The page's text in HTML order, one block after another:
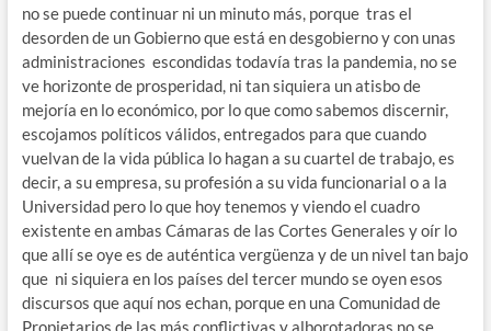
no se puede continuar ni un minuto más, porque tras el
desorden de un Gobierno que está en desgobierno y con unas
administraciones escondidas todavía tras la pandemia, no se
ve horizonte de prosperidad, ni tan siquiera un atisbo de
mejoría en lo económico, por lo que como sabemos discernir,
escojamos políticos válidos, entregados para que cuando
vuelvan de la vida pública lo hagan a su cuartel de trabajo, es
decir, a su empresa, su profesión a su vida funcionarial o a la
Universidad pero lo que hoy tenemos y viendo el cuadro
existente en ambas Cámaras de las Cortes Generales y oír lo
que allí se oye es de auténtica vergüenza y de un nivel tan bajo
que ni siquiera en los países del tercer mundo se oyen esos
discursos que aquí nos echan, porque en una Comunidad de
Propietarios de las más conflictivas y alborotadoras no se